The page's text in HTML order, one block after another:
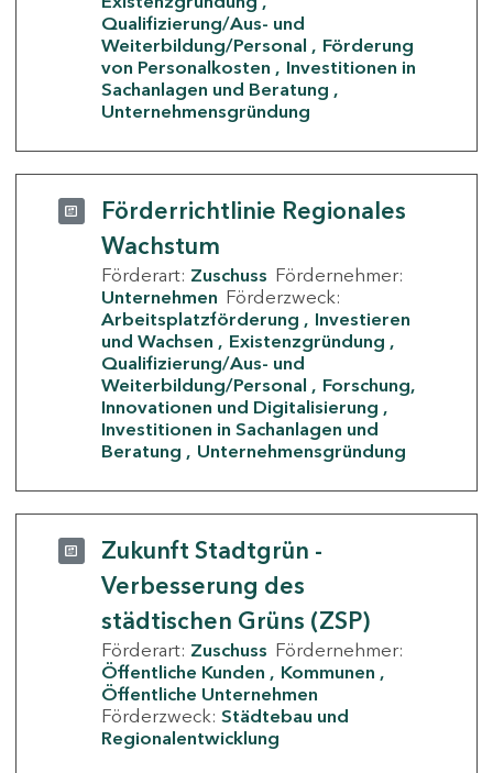
Qualifizierung/Aus- und
Weiterbildung/Personal
Förderung
von Personalkosten
Investitionen in
Sachanlagen und Beratung
Unternehmensgründung
Förderrichtlinie Regionales
Wachstum
Förderart: Zuschuss Fördernehmer:
Unternehmen Förderzweck:
Arbeitsplatzförderung
Investieren
und Wachsen
Existenzgründung
Qualifizierung/Aus- und
Weiterbildung/Personal
Forschung,
Innovationen und Digitalisierung
Investitionen in Sachanlagen und
Beratung
Unternehmensgründung
Zukunft Stadtgrün -
Verbesserung des
städtischen Grüns (ZSP)
Förderart: Zuschuss Fördernehmer:
Öffentliche Kunden
Kommunen
Öffentliche Unternehmen
Förderzweck: Städtebau und
Regionalentwicklung